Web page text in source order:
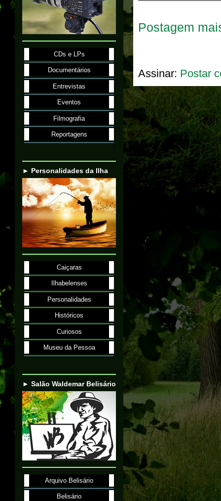
Postagem
Assinar: Postar
CDs e LPs
Documentários
Entrevistas
Eventos
Filmografia
Reportagens
► Personalidades da Ilha
Caiçaras
Ilhabelenses
Personalidades
Históricos
Curiosos
Museu da Pessoa
► Salão Waldemar Belisário
Arquivo Belisário
Belisário